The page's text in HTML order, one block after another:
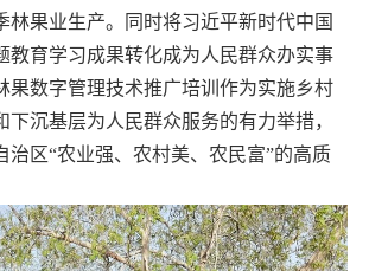
林果业生产。同时将习近平新时代中国
教育学习成果转化成为人民群众办实事
果数字管理技术推广培训作为实施乡村
下沉基层为人民群众服务的有力举措，
治区“农业强、农村美、农民富”的高质